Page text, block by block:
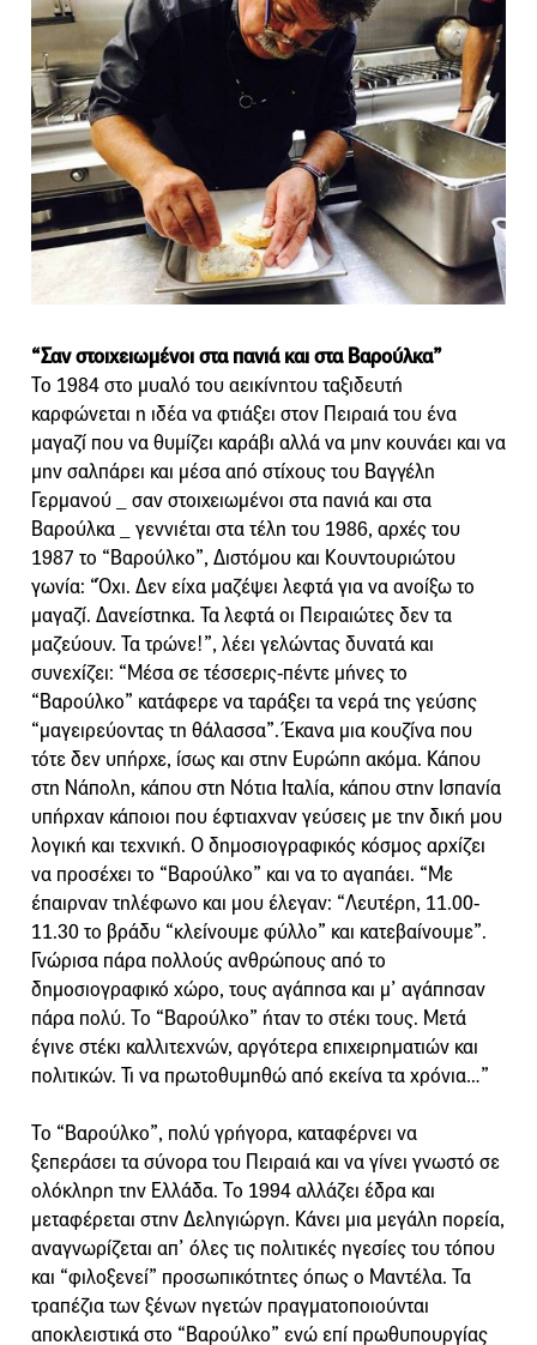
“Σαν στοιχειωμένοι στα πανιά και στα Βαρούλκα”
Το 1984 στο μυαλό του αεικίνητου ταξιδευτή
καρφώνεται η ιδέα να φτιάξει στον Πειραιά του ένα
μαγαζί που να θυμίζει καράβι αλλά να μην κουνάει και να
μην σαλπάρει και μέσα από στίχους του Βαγγέλη
Γερμανού _ σαν στοιχειωμένοι στα πανιά και στα
Βαρούλκα _ γεννιέται στα τέλη του 1986, αρχές του
1987 το “Βαρούλκο”, Διστόμου και Κουντουριώτου
γωνία: “Όχι. Δεν είχα μαζέψει λεφτά για να ανοίξω το
μαγαζί. Δανείστηκα. Τα λεφτά οι Πειραιώτες δεν τα
μαζεύουν. Τα τρώνε!”, λέει γελώντας δυνατά και
συνεχίζει: “Μέσα σε τέσσερις-πέντε μήνες το
“Βαρούλκο” κατάφερε να ταράξει τα νερά της γεύσης
“μαγειρεύοντας τη θάλασσα”. Έκανα μια κουζίνα που
τότε δεν υπήρχε, ίσως και στην Ευρώπη ακόμα. Κάπου
στη Νάπολη, κάπου στη Νότια Ιταλία, κάπου στην Ισπανία
υπήρχαν κάποιοι που έφτιαχναν γεύσεις με την δική μου
λογική και τεχνική. Ο δημοσιογραφικός κόσμος αρχίζει
να προσέχει το “Βαρούλκο” και να το αγαπάει. “Με
έπαιρναν τηλέφωνο και μου έλεγαν: “Λευτέρη, 11.00-
11.30 το βράδυ “κλείνουμε φύλλο” και κατεβαίνουμε”.
Γνώρισα πάρα πολλούς ανθρώπους από το
δημοσιογραφικό χώρο, τους αγάπησα και μ’ αγάπησαν
πάρα πολύ. Το “Βαρούλκο” ήταν το στέκι τους. Μετά
έγινε στέκι καλλιτεχνών, αργότερα επιχειρηματιών και
πολιτικών. Τι να πρωτοθυμηθώ από εκείνα τα χρόνια…”
Το “Βαρούλκο”, πολύ γρήγορα, καταφέρνει να
ξεπεράσει τα σύνορα του Πειραιά και να γίνει γνωστό σε
ολόκληρη την Ελλάδα. Το 1994 αλλάζει έδρα και
μεταφέρεται στην Δεληγιώργη. Κάνει μια μεγάλη πορεία,
αναγνωρίζεται απ’ όλες τις πολιτικές ηγεσίες του τόπου
και “φιλοξενεί” προσωπικότητες όπως ο Μαντέλα. Τα
τραπέζια των ξένων ηγετών πραγματοποιούνται
αποκλειστικά στο “Βαρούλκο” ενώ επί πρωθυπουργίας